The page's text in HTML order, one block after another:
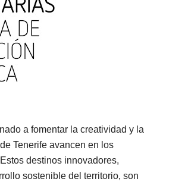
a fomentar la creatividad y la
Tenerife avancen en los
destinos innovadores,
sostenible del territorio, son